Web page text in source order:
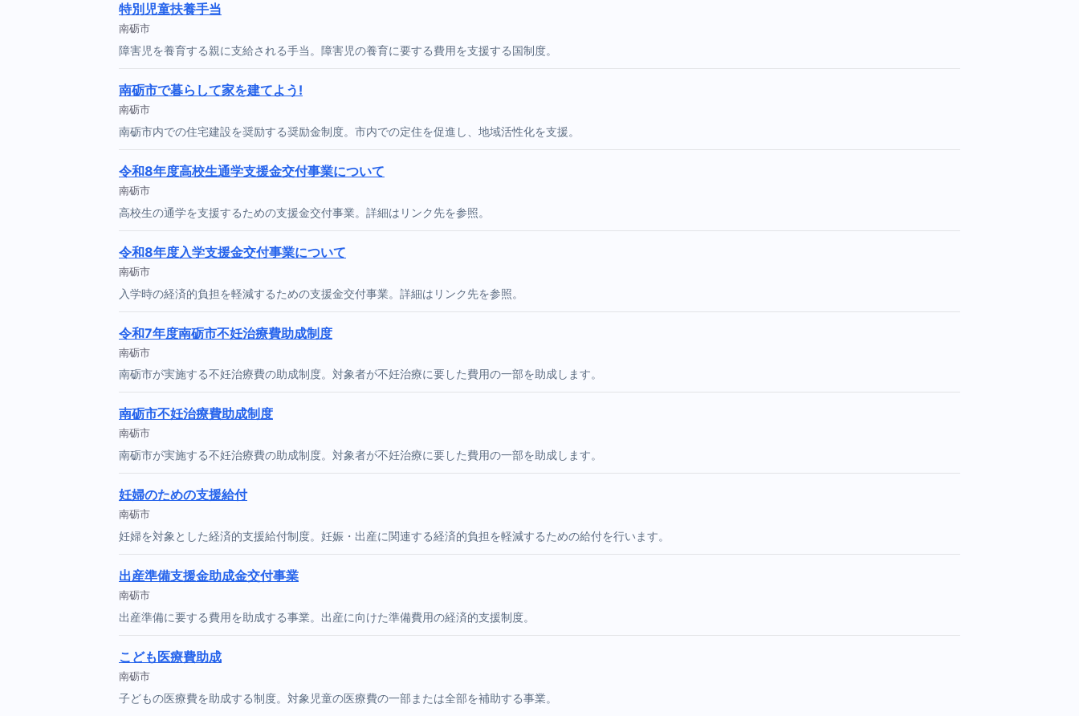
特別児童扶養手当
南砺市
障害児を養育する親に支給される手当。障害児の養育に要する費用を支援する国制度。
南砺市で暮らして家を建てよう!
南砺市
南砺市内での住宅建設を奨励する奨励金制度。市内での定住を促進し、地域活性化を支援。
令和8年度高校生通学支援金交付事業について
南砺市
高校生の通学を支援するための支援金交付事業。詳細はリンク先を参照。
令和8年度入学支援金交付事業について
南砺市
入学時の経済的負担を軽減するための支援金交付事業。詳細はリンク先を参照。
令和7年度南砺市不妊治療費助成制度
南砺市
南砺市が実施する不妊治療費の助成制度。対象者が不妊治療に要した費用の一部を助成します。
南砺市不妊治療費助成制度
南砺市
南砺市が実施する不妊治療費の助成制度。対象者が不妊治療に要した費用の一部を助成します。
妊婦のための支援給付
南砺市
妊婦を対象とした経済的支援給付制度。妊娠・出産に関連する経済的負担を軽減するための給付を行います。
出産準備支援金助成金交付事業
南砺市
出産準備に要する費用を助成する事業。出産に向けた準備費用の経済的支援制度。
こども医療費助成
南砺市
子どもの医療費を助成する制度。対象児童の医療費の一部または全部を補助する事業。